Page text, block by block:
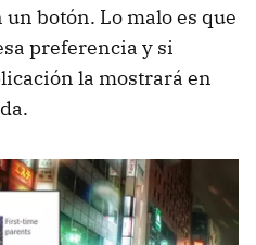
botón. Lo malo es que
preferencia y si
la mostrará en